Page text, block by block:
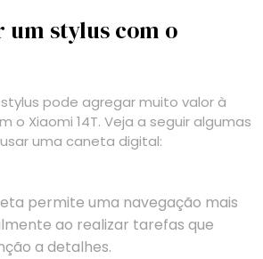
um stylus com o
pode agregar muito valor à
o Xiaomi 14T. Veja a seguir algumas
uma caneta digital:
permite uma navegação mais
ao realizar tarefas que
a detalhes.